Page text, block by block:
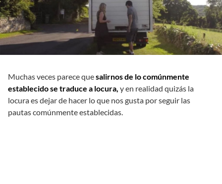
Muchas veces parece quesalirnos de lo comúnmente
establecido se traduce a locura, y en realidad quizás la
locura es dejar de hacer lo que nos gusta por seguir las
pautas comúnmente establecidas.